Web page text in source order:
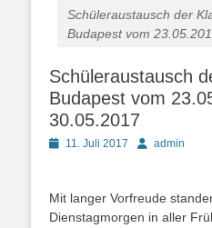
Schüleraustausch der
Budapest vom
Schüleraustausch
Budapest vom
30.05.2017
Posted11. Juli 2017 Authoradmin
Mit langer Vorfreude
Dienstagmorgen in aller